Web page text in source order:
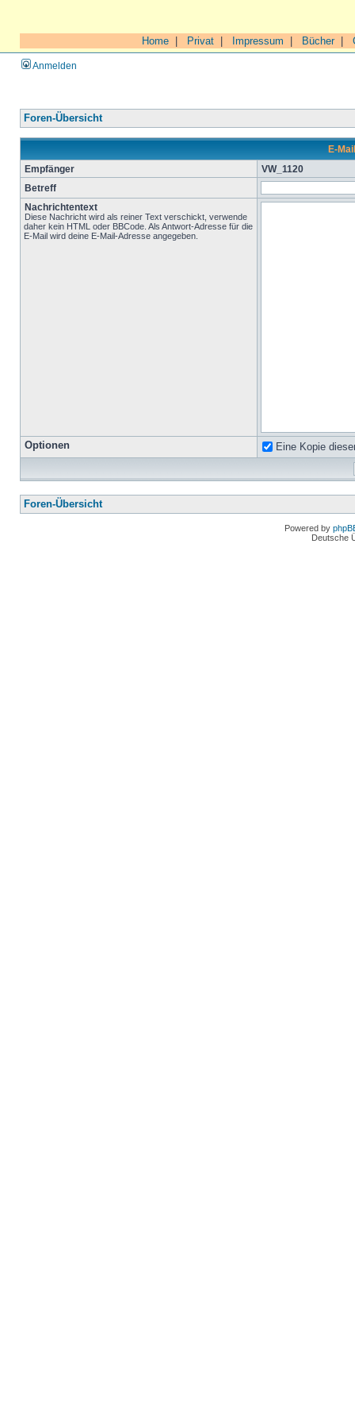
Home Privat Impressum Bücher|
Anmelden
Foren-Übersicht
E-
Empfänger
VW_1120
Betreff
Nachrichtentext
Diese Nachricht wird als reiner Text verschickt, verwende
daher kein HTML oder BBCode. Als Antwort-Adresse für die
E-Mail wird deine E-Mail-Adresse angegeben.
Optionen Eine Kopie
Foren-Übersicht
Powered by
Deutsche